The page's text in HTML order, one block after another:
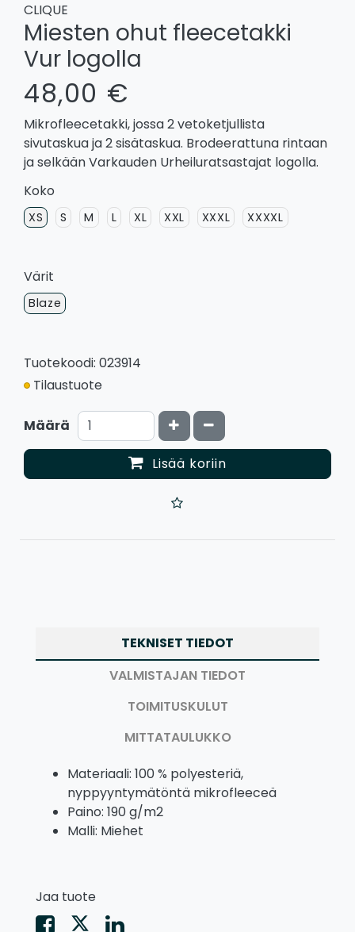
CLIQUE
Miesten ohut fleecetakki
Vur logolla
48,00 €
Mikrofleecetakki, jossa 2 vetoketjullista
sivutaskua ja 2 sisätaskua. Brodeerattuna rintaan
ja selkään Varkauden Urheiluratsastajat logolla.
Koko
XS S M L XL XXL XXXL XXXXL
Värit
Blaze
Tuotekoodi: 023914
Tilaustuote
Määrä Kasvata määrää
Vähennä määrää
Lisää koriin
TEKNISET TIEDOT
VALMISTAJAN TIEDOT
TOIMITUSKULUT
MITTATAULUKKO
Materiaali: 100 % polyesteriä,
nyppyyntymätöntä mikrofleeceä
Paino: 190 g/m2
Malli: Miehet
Jaa tuote